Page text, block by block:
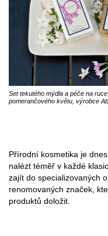
Set tekutého mýdla a péče na
pomerančového květu, výrobce
Přírodní kosmetika je
nalézt téměř v každé
zajít do specializovaných
renomovaných značek,
produktů doložit.